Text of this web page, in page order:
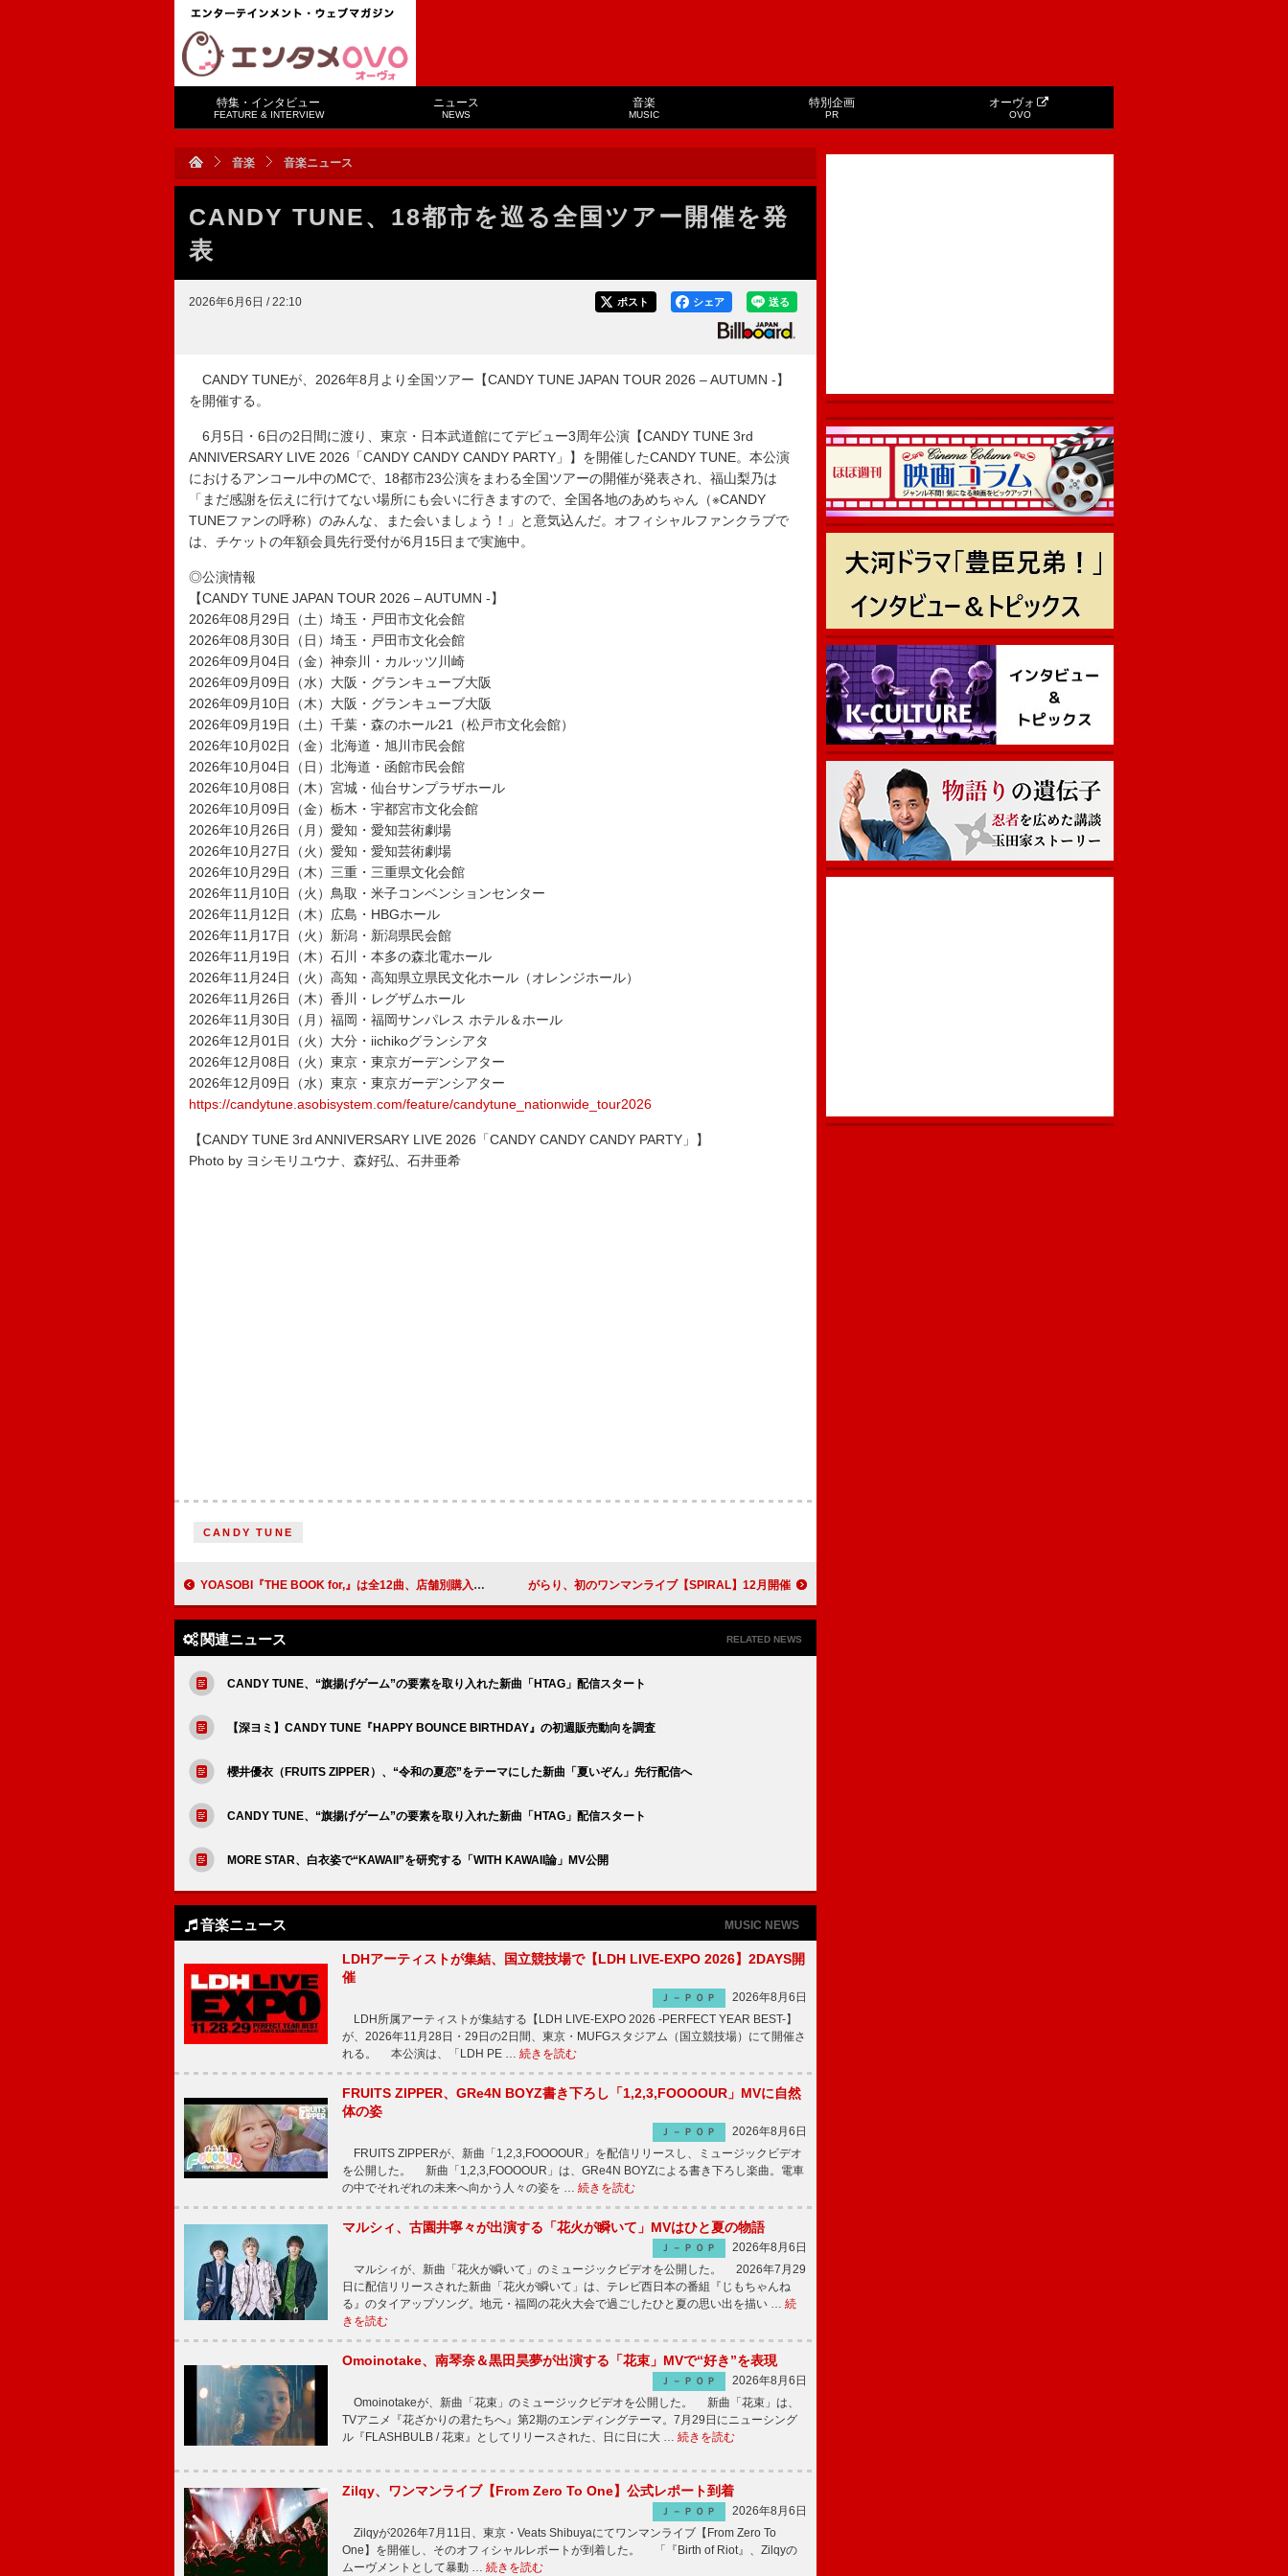
特集・インタビュー
FEATURE & INTERVIEW
ニュース
NEWS
音楽
MUSIC
特別企画
PR
オーヴォ
OVO
音楽 音楽ニュース
CANDY TUNE、18都市を巡る全国ツアー開催を発
表
2026年6月6日 / 22:10 送る
シェア
ポスト
CANDY TUNEが、2026年8月より全国ツアー【CANDY TUNE JAPAN TOUR 2026 – AUTUMN -】
を開催する。
6月5日・6日の2日間に渡り、東京・日本武道館にてデビュー3周年公演【CANDY TUNE 3rd
ANNIVERSARY LIVE 2026「CANDY CANDY CANDY PARTY」】を開催したCANDY TUNE。本公演
におけるアンコール中のMCで、18都市23公演をまわる全国ツアーの開催が発表され、福山梨乃は
「まだ感謝を伝えに行けてない場所にも会いに行きますので、全国各地のあめちゃん（※CANDY
TUNEファンの呼称）のみんな、また会いましょう！」と意気込んだ。オフィシャルファンクラブで
は、チケットの年額会員先行受付が6月15日まで実施中。
◎公演情報
【CANDY TUNE JAPAN TOUR 2026 – AUTUMN -】
2026年08月29日（土）埼玉・戸田市文化会館
2026年08月30日（日）埼玉・戸田市文化会館
2026年09月04日（金）神奈川・カルッツ川崎
2026年09月09日（水）大阪・グランキューブ大阪
2026年09月10日（木）大阪・グランキューブ大阪
2026年09月19日（土）千葉・森のホール21（松戸市文化会館）
2026年10月02日（金）北海道・旭川市民会館
2026年10月04日（日）北海道・函館市民会館
2026年10月08日（木）宮城・仙台サンプラザホール
2026年10月09日（金）栃木・宇都宮市文化会館
2026年10月26日（月）愛知・愛知芸術劇場
2026年10月27日（火）愛知・愛知芸術劇場
2026年10月29日（木）三重・三重県文化会館
2026年11月10日（火）鳥取・米子コンベンションセンター
2026年11月12日（木）広島・HBGホール
2026年11月17日（火）新潟・新潟県民会館
2026年11月19日（木）石川・本多の森北電ホール
2026年11月24日（火）高知・高知県立県民文化ホール（オレンジホール）
2026年11月26日（木）香川・レグザムホール
2026年11月30日（月）福岡・福岡サンパレス ホテル＆ホール
2026年12月01日（火）大分・iichikoグランシアタ
2026年12月08日（火）東京・東京ガーデンシアター
2026年12月09日（水）東京・東京ガーデンシアター
https://candytune.asobisystem.com/feature/candytune_nationwide_tour2026
【CANDY TUNE 3rd ANNIVERSARY LIVE 2026「CANDY CANDY CANDY PARTY」】
Photo by ヨシモリユウナ、森好弘、石井亜希
CANDY TUNE
YOASOBI『THE BOOK for,』は全12曲、店舗別購入者特典絵柄＆北米ツアービジュアル公開 がらり、初のワンマンライブ【SPIRAL】12月開催
関連ニュース RELATED NEWS
CANDY TUNE、“旗揚げゲーム”の要素を取り入れた新曲「HTAG」配信スタート
【深ヨミ】CANDY TUNE『HAPPY BOUNCE BIRTHDAY』の初週販売動向を調査
櫻井優衣（FRUITS ZIPPER）、“令和の夏恋”をテーマにした新曲「夏いぞん」先行配信へ
CANDY TUNE、“旗揚げゲーム”の要素を取り入れた新曲「HTAG」配信スタート
MORE STAR、白衣姿で“KAWAII”を研究する「WITH KAWAII論」MV公開
音楽ニュース MUSIC NEWS
LDHアーティストが集結、国立競技場で【LDH LIVE-EXPO 2026】2DAYS開
催
Ｊ－ＰＯＰ
2026年8月6日
LDH所属アーティストが集結する【LDH LIVE-EXPO 2026 -PERFECT YEAR BEST-】
が、2026年11月28日・29日の2日間、東京・MUFGスタジアム（国立競技場）にて開催さ
れる。 本公演は、「LDH PE … 続きを読む
FRUITS ZIPPER、GRe4N BOYZ書き下ろし「1,2,3,FOOOOUR」MVに自然
体の姿
Ｊ－ＰＯＰ
2026年8月6日
FRUITS ZIPPERが、新曲「1,2,3,FOOOOUR」を配信リリースし、ミュージックビデオ
を公開した。 新曲「1,2,3,FOOOOUR」は、GRe4N BOYZによる書き下ろし楽曲。電車
の中でそれぞれの未来へ向かう人々の姿を … 続きを読む
マルシィ、古園井寧々が出演する「花火が瞬いて」MVはひと夏の物語
Ｊ－ＰＯＰ
2026年8月6日
マルシィが、新曲「花火が瞬いて」のミュージックビデオを公開した。 2026年7月29
日に配信リリースされた新曲「花火が瞬いて」は、テレビ西日本の番組『じもちゃんね
る』のタイアップソング。地元・福岡の花火大会で過ごしたひと夏の思い出を描い … 続
きを読む
Omoinotake、南琴奈＆黒田昊夢が出演する「花束」MVで“好き”を表現
Ｊ－ＰＯＰ
2026年8月6日
Omoinotakeが、新曲「花束」のミュージックビデオを公開した。 新曲「花束」は、
TVアニメ『花ざかりの君たちへ』第2期のエンディングテーマ。7月29日にニューシング
ル『FLASHBULB / 花束』としてリリースされた、日に日に大 … 続きを読む
Zilqy、ワンマンライブ【From Zero To One】公式レポート到着
Ｊ－ＰＯＰ
2026年8月6日
Zilqyが2026年7月11日、東京・Veats Shibuyaにてワンマンライブ【From Zero To
One】を開催し、そのオフィシャルレポートが到着した。 「『Birth of Riot』、Zilqyの
ムーヴメントとして暴動 … 続きを読む